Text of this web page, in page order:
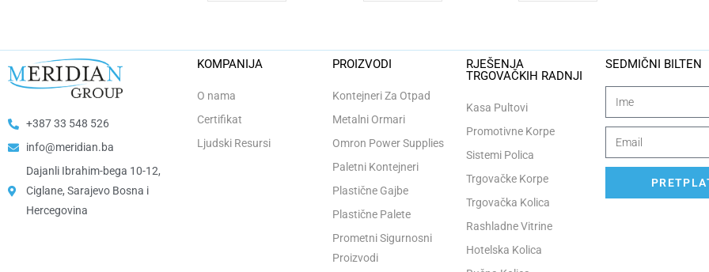
+387 33 548 526
info@meridian.ba
Dajanli Ibrahim-bega 10-12,
Ciglane, Sarajevo Bosna i
Hercegovina​
KOMPANIJA
O nama
Certifikat
Ljudski Resursi
PROIZVODI
Kontejneri Za Otpad
Metalni Ormari
Omron Power Supplies
Paletni Kontejneri
Plastične Gajbe
Plastične Palete
Prometni Sigurnosni
Proizvodi
RJEŠENJA
TRGOVAČKIH RADNJI
Kasa Pultovi
Promotivne Korpe
Sistemi Polica
Trgovačke Korpe
Trgovačka Kolica
Rashladne Vitrine
Hotelska Kolica
SEDMIČNI BILTEN